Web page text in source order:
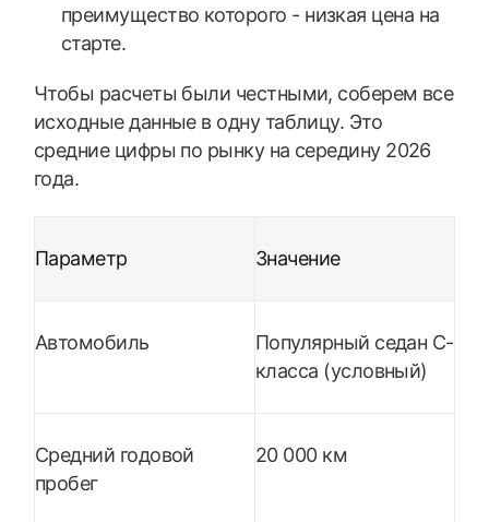
преимущество которого - низкая цена на
старте.
Чтобы расчеты были честными, соберем все
исходные данные в одну таблицу. Это
средние цифры по рынку на середину 2026
года.
Параметр Значение
Автомобиль
Популярный седан C-
класса (условный)
Средний годовой
пробег
20 000 км